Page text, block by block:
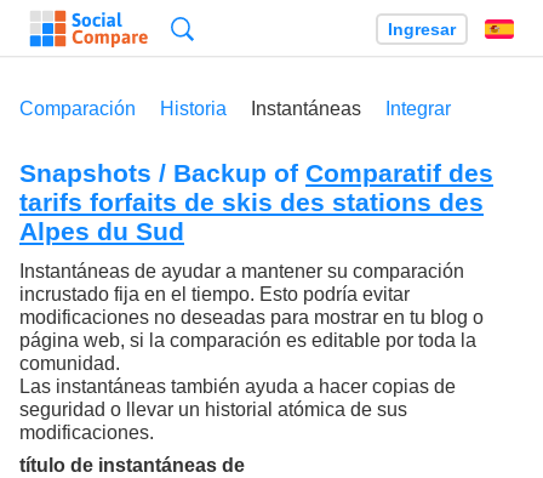
Ingresar
Comparación Historia Instantáneas Integrar
Snapshots / Backup of Comparatif des
tarifs forfaits de skis des stations des
Alpes du Sud
Instantáneas de ayudar a mantener su comparación
incrustado fija en el tiempo. Esto podría evitar
modificaciones no deseadas para mostrar en tu blog o
página web, si la comparación es editable por toda la
comunidad.
Las instantáneas también ayuda a hacer copias de
seguridad o llevar un historial atómica de sus
modificaciones.
título de instantáneas de